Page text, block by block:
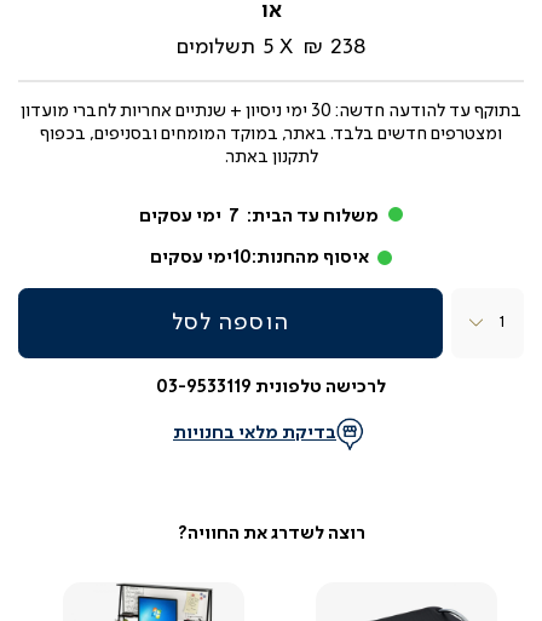
238 ₪
5 תשלומים
בתוקף עד
להודעה חדשה: 30 ימי ניסיון + שנתיים אחריות לחברי מועדון
ומצטרפים חדשים בלבד. באתר, במוקד המומחים ובסניפים, בכפוף
לתקנון באתר.
משלוח עד הבית: 7 ימי עסקים
איסוף מהחנות:10ימי עסקים
הוספה לסל
לרכישה טלפונית 03-9533119
בדיקת מלאי בחנויות